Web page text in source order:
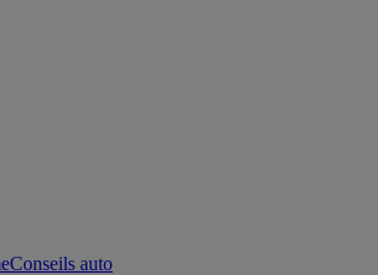
Conseils auto